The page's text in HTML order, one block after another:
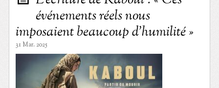
événements réels nous
imposaient beaucoup d’humilité »
31 Mar. 2025